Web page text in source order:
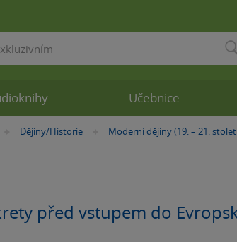
»
Dějiny/Historie »
Moderní dějiny (19. – 21.
před vstupem do
Učebnice